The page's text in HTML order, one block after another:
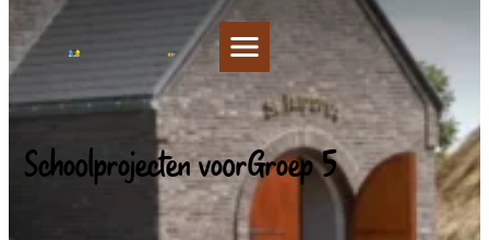
Schoolprojecten voorGroep 5